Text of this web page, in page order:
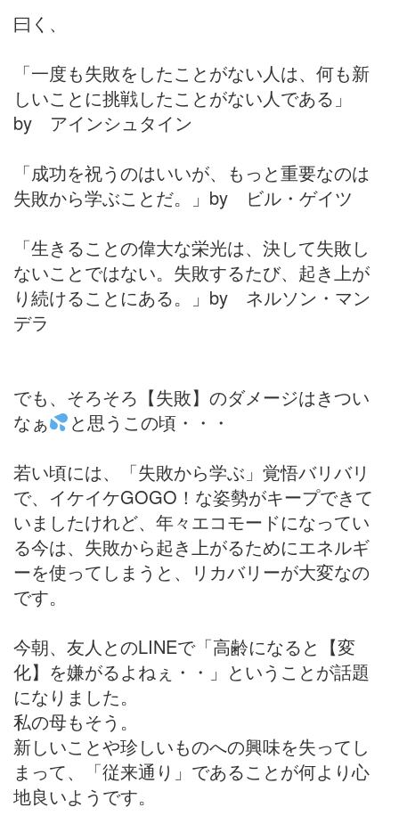
曰く、
「一度も失敗をしたことがない人は、何も新
しいことに挑戦したことがない人である」
by アインシュタイン
「成功を祝うのはいいが、もっと重要なのは
失敗から学ぶことだ。」by ビル・ゲイツ
「生きることの偉大な栄光は、決して失敗し
ないことではない。失敗するたび、起き上が
り続けることにある。」by ネルソン・マン
デラ
でも、そろそろ【失敗】のダメージはきつい
なぁ
と思うこの頃・・・
若い頃には、「失敗から学ぶ」覚悟バリバリ
で、イケイケGOGO！な姿勢がキープできて
いましたけれど、年々エコモードになってい
る今は、失敗から起き上がるためにエネルギ
ーを使ってしまうと、リカバリーが大変なの
です。
今朝、友人とのLINEで「高齢になると【変
化】を嫌がるよねぇ・・」ということが話題
になりました。
私の母もそう。
新しいことや珍しいものへの興味を失ってし
まって、「従来通り」であることが何より心
地良いようです。